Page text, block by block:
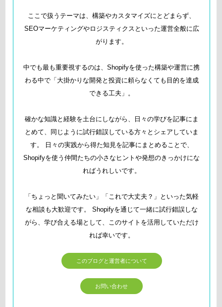
ここで扱うテーマは、構築やカスタマイズにとどまらず、
SEOマーケティングやロジスティクスといった運営全般に広
がります。
中でも最も重要視するのは、Shopifyを使った構築や運営に携
わる中で「大掛かりな開発と投資に頼らなくても目的を達成
できる工夫」。
確かな知識と経験を土台にしながら、日々の学びを記事にま
とめて、同じように試行錯誤している方々とシェアしていま
す。 日々の実践から得た知見を記事にまとめることで、
Shopifyを使う仲間たちの小さなヒントや発想のきっかけにな
ればうれしいです。
「ちょっと聞いてみたい」「これで大丈夫？」といった気軽
な相談も大歓迎です。 Shopifyを通じて一緒に試行錯誤しな
がら、学び合える場として、このサイトを活用していただけ
れば幸いです。
このブログと運営者について
お問い合わせ